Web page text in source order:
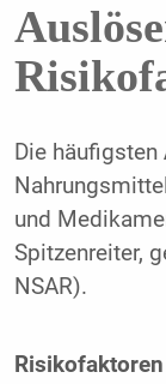
Die häufigsten
und
Spitzenreiter,
NSAR).
Risikofaktoren